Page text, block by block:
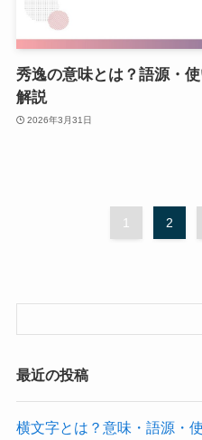
秀逸の意味とは？語源・
解説
2026年3月31日
1 2
最近の投稿
横文字とは？意味・語源・